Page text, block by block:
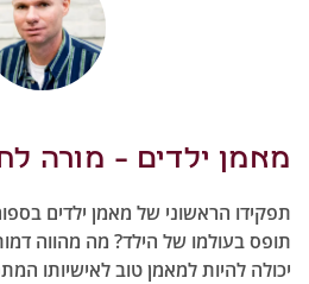
ילדים – מורה לחיים
הראשוני של מאמן ילדים בספורט
בעולמו של הילד? מה מהווה דמותו
להיות למאמן טוב לאישיותו